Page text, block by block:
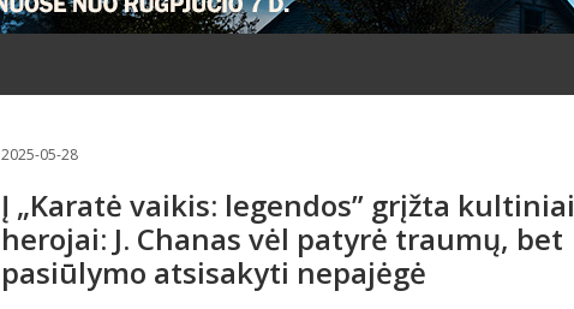
2025-05-28
Į „Karatė vaikis: legendos” grįžta kultiniai
herojai: J. Chanas vėl patyrė traumų, bet
pasiūlymo atsisakyti nepajėgė